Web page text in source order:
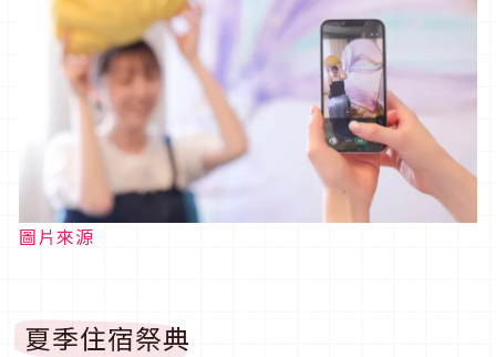
圖片來源
夏季住宿祭典